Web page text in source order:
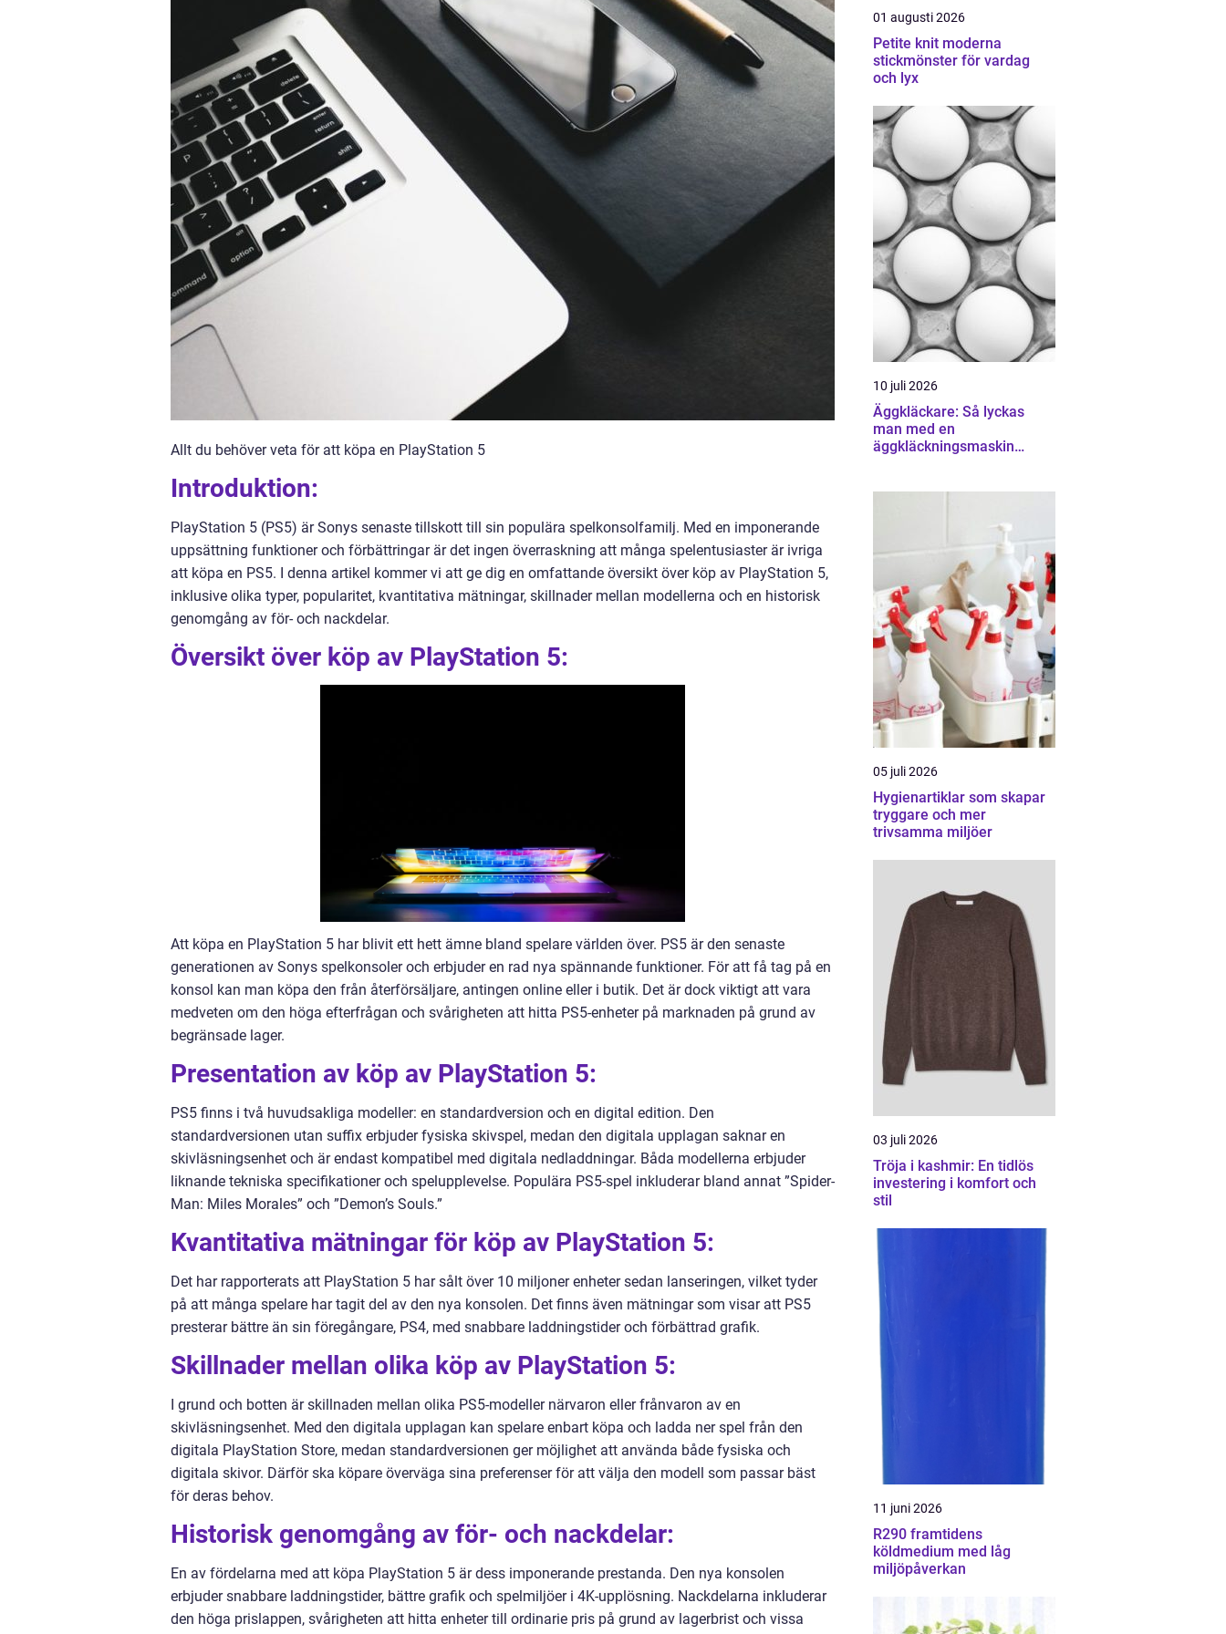
Allt du behöver veta för att köpa en PlayStation 5
Introduktion:
PlayStation 5 (PS5) är Sonys senaste tillskott till sin populära spelkonsolfamilj. Med en imponerande
uppsättning funktioner och förbättringar är det ingen överraskning att många spelentusiaster är ivriga
att köpa en PS5. I denna artikel kommer vi att ge dig en omfattande översikt över köp av PlayStation 5,
inklusive olika typer, popularitet, kvantitativa mätningar, skillnader mellan modellerna och en historisk
genomgång av för- och nackdelar.
Översikt över köp av PlayStation 5:
Att köpa en PlayStation 5 har blivit ett hett ämne bland spelare världen över. PS5 är den senaste
generationen av Sonys spelkonsoler och erbjuder en rad nya spännande funktioner. För att få tag på en
konsol kan man köpa den från återförsäljare, antingen online eller i butik. Det är dock viktigt att vara
medveten om den höga efterfrågan och svårigheten att hitta PS5-enheter på marknaden på grund av
begränsade lager.
Presentation av köp av PlayStation 5:
PS5 finns i två huvudsakliga modeller: en standardversion och en digital edition. Den
standardversionen utan suffix erbjuder fysiska skivspel, medan den digitala upplagan saknar en
skivläsningsenhet och är endast kompatibel med digitala nedladdningar. Båda modellerna erbjuder
liknande tekniska specifikationer och spelupplevelse. Populära PS5-spel inkluderar bland annat ”Spider-
Man: Miles Morales” och ”Demon’s Souls.”
Kvantitativa mätningar för köp av PlayStation 5:
Det har rapporterats att PlayStation 5 har sålt över 10 miljoner enheter sedan lanseringen, vilket tyder
på att många spelare har tagit del av den nya konsolen. Det finns även mätningar som visar att PS5
presterar bättre än sin föregångare, PS4, med snabbare laddningstider och förbättrad grafik.
Skillnader mellan olika köp av PlayStation 5:
I grund och botten är skillnaden mellan olika PS5-modeller närvaron eller frånvaron av en
skivläsningsenhet. Med den digitala upplagan kan spelare enbart köpa och ladda ner spel från den
digitala PlayStation Store, medan standardversionen ger möjlighet att använda både fysiska och
digitala skivor. Därför ska köpare överväga sina preferenser för att välja den modell som passar bäst
för deras behov.
Historisk genomgång av för- och nackdelar:
En av fördelarna med att köpa PlayStation 5 är dess imponerande prestanda. Den nya konsolen
erbjuder snabbare laddningstider, bättre grafik och spelmiljöer i 4K-upplösning. Nackdelarna inkluderar
den höga prislappen, svårigheten att hitta enheter till ordinarie pris på grund av lagerbrist och vissa
01 augusti 2026
Petite knit moderna
stickmönster för vardag
och lyx
10 juli 2026
Äggkläckare: Så lyckas
man med en
äggkläckningsmaskin
05 juli 2026
Hygienartiklar som skapar
tryggare och mer
trivsamma miljöer
03 juli 2026
Tröja i kashmir: En tidlös
investering i komfort och
stil
11 juni 2026
R290 framtidens
köldmedium med låg
miljöpåverkan